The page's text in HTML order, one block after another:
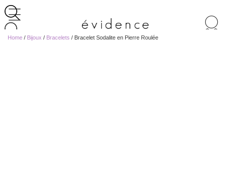
de
Home / Bijoux / Bracelets / Bracelet Sodalite en Pierre Roulée